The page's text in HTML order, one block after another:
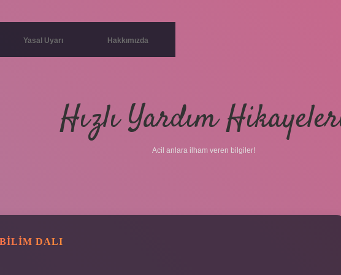
Yasal Uyarı Hakkımızda
Hızlı Yardım
Acil anlara ilham veren bilgiler!
DALI